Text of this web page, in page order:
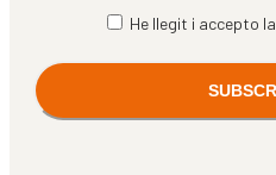
He llegit i accepto la